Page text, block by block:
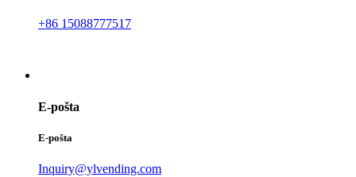
+86 15088777517
E-pošta
E-pošta
Inquiry@ylvending.com